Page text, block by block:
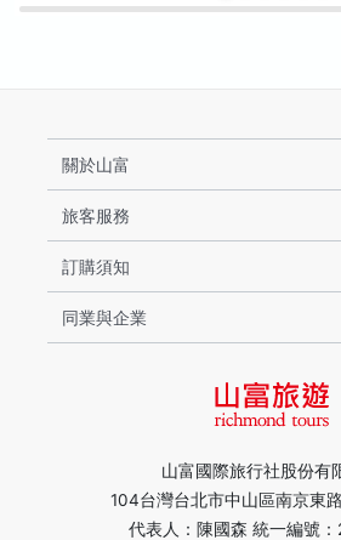
山富國際旅行社股份有
104台灣台北市中山區南京東
代表人：陳國森 統一編號
關於山富
旅客服務
訂購須知
同業與企業